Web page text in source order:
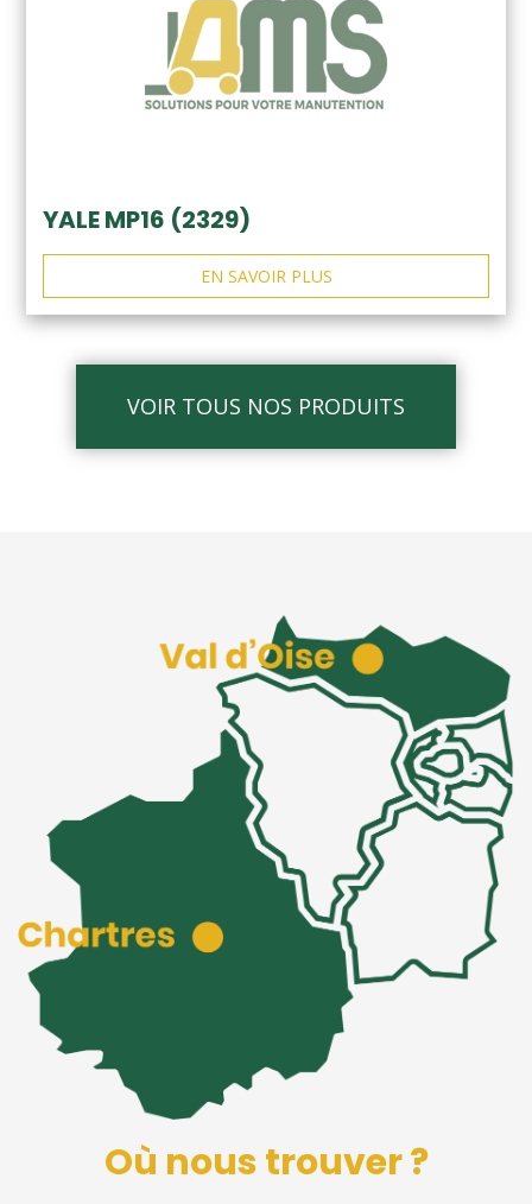
YALE MP16 (2329)
EN SAVOIR PLUS
VOIR TOUS NOS PRODUITS
Où nous trouver ?